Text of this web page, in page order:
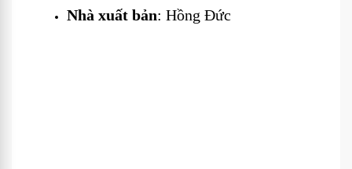
Nhà xuất bản: Hồng Đức